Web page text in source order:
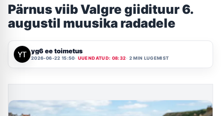
Pärnus viib Valgre giidituur 6.
augustil muusika radadele
yg6 ee toimetus
2026-06-22 15:50 UUENDATUD: 08:32 2 MIN LUGEMIST